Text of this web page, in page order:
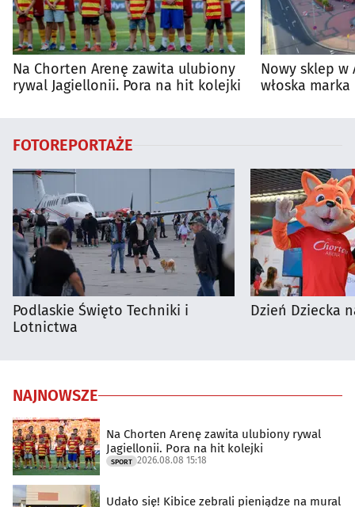
Na Chorten Arenę zawita ulubiony
rywal Jagiellonii. Pora na hit kolejki
Nowy sklep w
włoska
FOTOREPORTAŻE
Podlaskie Święto Techniki i
Lotnictwa
Dzień Dziecka
NAJNOWSZE
Na Chorten Arenę zawita ulubiony rywal
Jagiellonii. Pora na hit kolejki
SPORT 2026.08.08 15:18
Udało się! Kibice zebrali pieniądze na mural